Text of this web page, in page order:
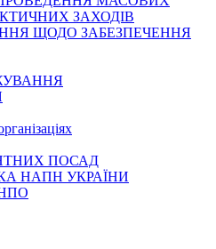
ЗАХОДІВ
ЩОДО ЗАБЕЗПЕЧЕННЯ
ПОСАД
НАПН УКРАЇНИ